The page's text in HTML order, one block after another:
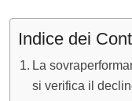
Indice dei
La
si verifica il